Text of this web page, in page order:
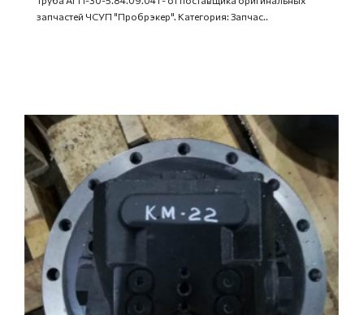
запчастей ЧСУП "Пробрэкер". Категория: Запчас..